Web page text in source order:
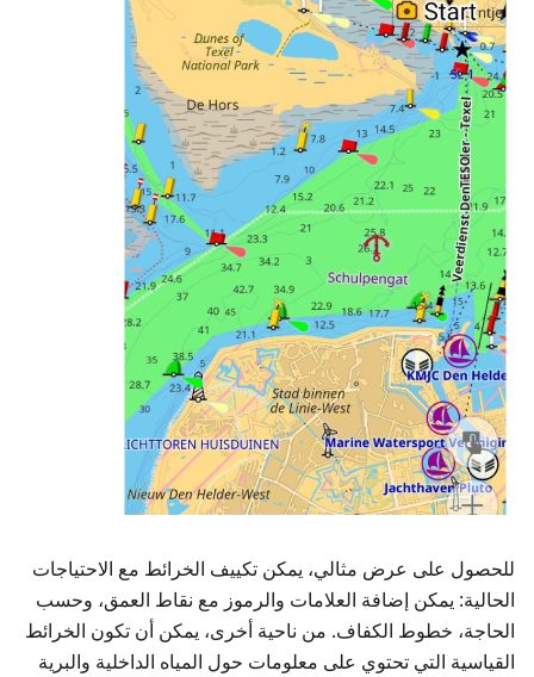
للحصول على عرض مثالي، يمكن تكييف الخرائط مع الاحتياجات
الحالية: يمكن إضافة العلامات والرموز مع نقاط العمق، وحسب
الحاجة، خطوط الكفاف. من ناحية أخرى، يمكن أن تكون الخرائط
القياسية التي تحتوي على معلومات حول المياه الداخلية والبرية